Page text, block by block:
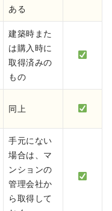
ある
建築時また
は購入時に
取得済みの
もの
同上
手元にない
場合は、マ
ンションの
管理会社か
ら取得して